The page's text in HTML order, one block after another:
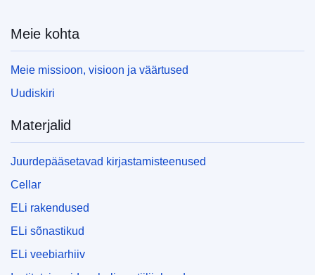
Meie kohta
Meie missioon, visioon ja väärtused
Uudiskiri
Materjalid
Juurdepääsetavad kirjastamisteenused
Cellar
ELi rakendused
ELi sõnastikud
ELi veebiarhiiv